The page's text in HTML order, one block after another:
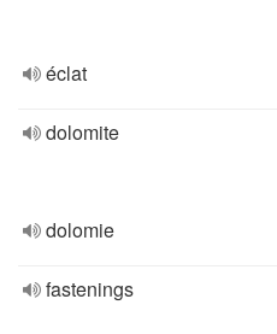
éclat
dolomite
dolomie
fastenings